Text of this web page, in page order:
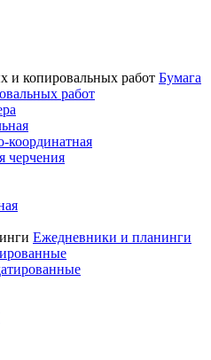
Бумага
работ
координатная
черчения
Ежедневники и планинги